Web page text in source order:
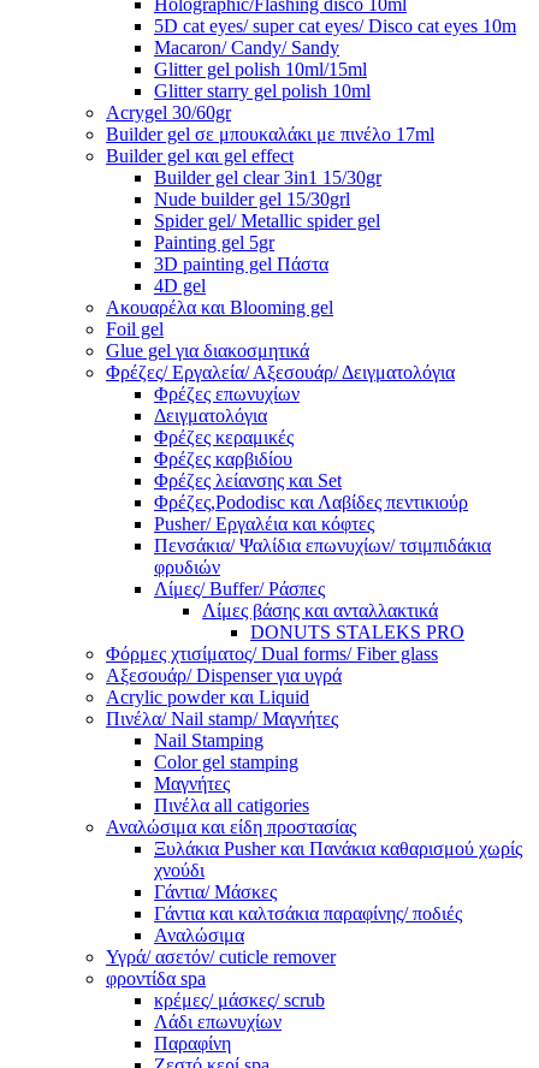
Holographic/Flashing disco 10ml
5D cat eyes/ super cat eyes/ Disco cat eyes 10m
Macaron/ Candy/ Sandy
Glitter gel polish 10ml/15ml
Glitter starry gel polish 10ml
Acrygel 30/60gr
Builder gel σε μπουκαλάκι με πινέλο 17ml
Builder gel και gel effect
Builder gel clear 3in1 15/30gr
Nude builder gel 15/30grl
Spider gel/ Metallic spider gel
Painting gel 5gr
3D painting gel Πάστα
4D gel
Ακουαρέλα και Blooming gel
Foil gel
Glue gel για διακοσμητικά
Φρέζες/ Εργαλεία/ Αξεσουάρ/ Δειγματολόγια
Φρέζες επωνυχίων
Δειγματολόγια
Φρέζες κεραμικές
Φρέζες καρβιδίου
Φρέζες λείανσης και Set
Φρέζες,Pododisc και Λαβίδες πεντικιούρ
Pusher/ Εργαλέια και κόφτες
Πενσάκια/ Ψαλίδια επωνυχίων/ τσιμπιδάκια
φρυδιών
Λίμες/ Buffer/ Ράσπες
Λίμες βάσης και ανταλλακτικά
DONUTS STALEKS PRO
Φόρμες χτισίματος/ Dual forms/ Fiber glass
Αξεσουάρ/ Dispenser για υγρά
Acrylic powder και Liquid
Πινέλα/ Nail stamp/ Μαγνήτες
Nail Stamping
Color gel stamping
Μαγνήτες
Πινέλα all catigories
Αναλώσιμα και είδη προστασίας
Ξυλάκια Pusher και Πανάκια καθαρισμού χωρίς
χνούδι
Γάντια/ Μάσκες
Γάντια και καλτσάκια παραφίνης/ ποδιές
Αναλώσιμα
Υγρά/ ασετόν/ cuticle remover
φροντίδα spa
κρέμες/ μάσκες/ scrub
Λάδι επωνυχίων
Παραφίνη